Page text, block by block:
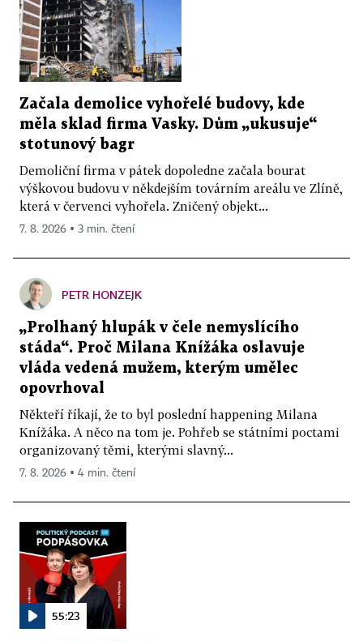
Začala demolice vyhořelé budovy, kde
měla sklad firma Vasky. Dům „ukusuje“
stotunový bagr
Demoliční firma v pátek dopoledne začala bourat
výškovou budovu v někdejším továrním areálu ve Zlíně,
která v červenci vyhořela. Zničený objekt...
7. 8. 2026 ▪ 3 min. čtení
PETR HONZEJK
„Prolhaný hlupák v čele nemyslícího
stáda“. Proč Milana Knížáka oslavuje
vláda vedená mužem, kterým umělec
opovrhoval
Někteří říkají, že to byl poslední happening Milana
Knížáka. A něco na tom je. Pohřeb se státními poctami
organizovaný těmi, kterými slavný...
7. 8. 2026 ▪ 4 min. čtení
55:23